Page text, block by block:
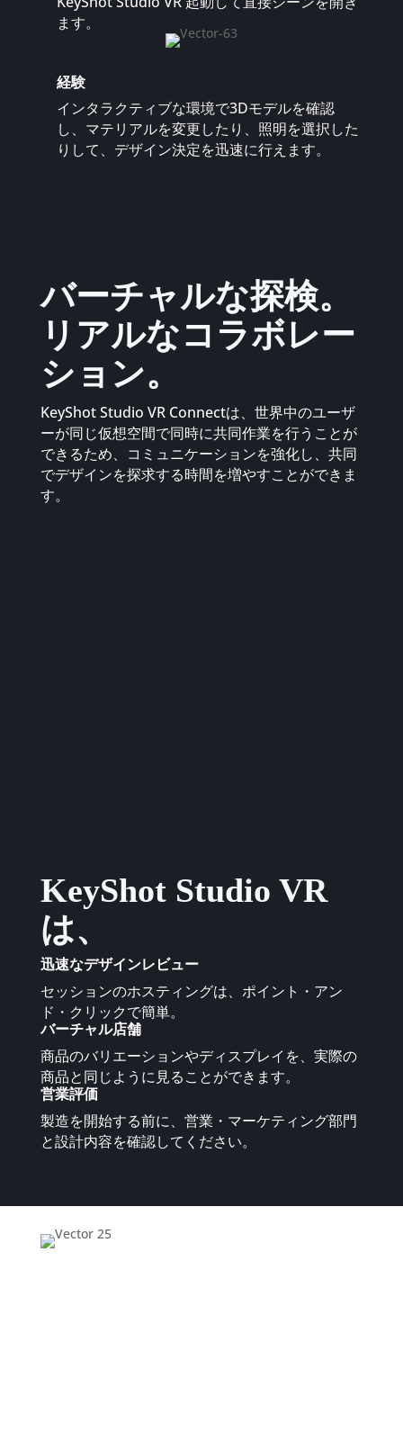
ます。
経験
インタラクティブな環境で3Dモデルを確認
し、マテリアルを変更したり、照明を選択した
りして、デザイン決定を迅速に行えます。
バーチャルな探検。
リアルなコラボレー
ション。
KeyShot Studio VR Connectは、世界中のユーザ
ーが同じ仮想空間で同時に共同作業を行うことが
できるため、コミュニケーションを強化し、共同
でデザインを探求する時間を増やすことができま
す。
KeyShot Studio VR
は、
迅速なデザインレビュー
セッションのホスティングは、ポイント・アン
ド・クリックで簡単。
バーチャル店舗
商品のバリエーションやディスプレイを、実際の
商品と同じように見ることができます。
営業評価
製造を開始する前に、営業・マーケティング部門
と設計内容を確認してください。